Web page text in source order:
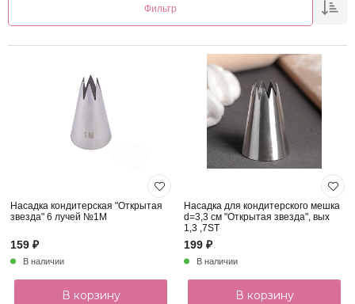
Фильтр
Насадка кондитерская "Открытая
звезда" 6 лучей №1М
159 ₽
В наличии
В корзину
Насадка для кондитерского мешка
d=3,3 см "Открытая звезда", вых
1,3 ,7ST
199 ₽
В наличии
В корзину